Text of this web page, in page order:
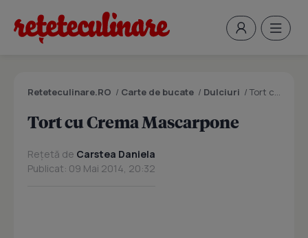
Reteteculinare.RO / Carte de bucate / Dulciuri /Tort cu Crema Mascarpone
Tort cu Crema Mascarpone
Rețetă de Carstea Daniela
Publicat: 09 Mai 2014, 20:32